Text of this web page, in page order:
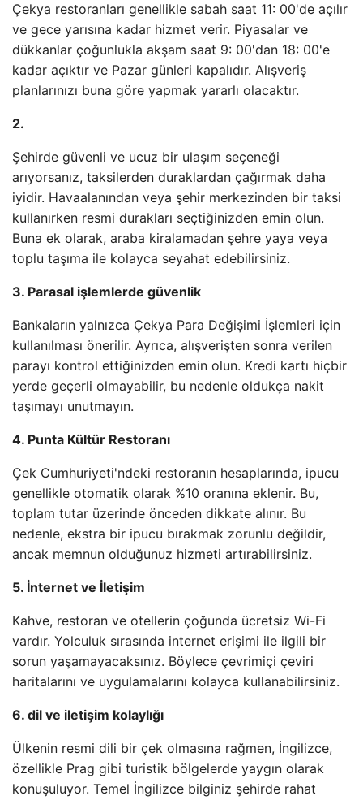
Çekya restoranları genellikle sabah saat 11: 00'de açılır
ve gece yarısına kadar hizmet verir. Piyasalar ve
dükkanlar çoğunlukla akşam saat 9: 00'dan 18: 00'e
kadar açıktır ve Pazar günleri kapalıdır. Alışveriş
planlarınızı buna göre yapmak yararlı olacaktır.
2.
Şehirde güvenli ve ucuz bir ulaşım seçeneği
arıyorsanız, taksilerden duraklardan çağırmak daha
iyidir. Havaalanından veya şehir merkezinden bir taksi
kullanırken resmi durakları seçtiğinizden emin olun.
Buna ek olarak, araba kiralamadan şehre yaya veya
toplu taşıma ile kolayca seyahat edebilirsiniz.
3. Parasal işlemlerde güvenlik
Bankaların yalnızca Çekya Para Değişimi İşlemleri için
kullanılması önerilir. Ayrıca, alışverişten sonra verilen
parayı kontrol ettiğinizden emin olun. Kredi kartı hiçbir
yerde geçerli olmayabilir, bu nedenle oldukça nakit
taşımayı unutmayın.
4. Punta Kültür Restoranı
Çek Cumhuriyeti'ndeki restoranın hesaplarında, ipucu
genellikle otomatik olarak %10 oranına eklenir. Bu,
toplam tutar üzerinde önceden dikkate alınır. Bu
nedenle, ekstra bir ipucu bırakmak zorunlu değildir,
ancak memnun olduğunuz hizmeti artırabilirsiniz.
5. İnternet ve İletişim
Kahve, restoran ve otellerin çoğunda ücretsiz Wi-Fi
vardır. Yolculuk sırasında internet erişimi ile ilgili bir
sorun yaşamayacaksınız. Böylece çevrimiçi çeviri
haritalarını ve uygulamalarını kolayca kullanabilirsiniz.
6. dil ve iletişim kolaylığı
Ülkenin resmi dili bir çek olmasına rağmen, İngilizce,
özellikle Prag gibi turistik bölgelerde yaygın olarak
konuşuluyor. Temel İngilizce bilginiz şehirde rahat